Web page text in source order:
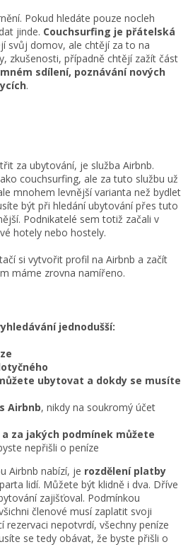
Pokud hledáte pouze nocleh
jinde. Couchsurfing je přátelská
svůj domov, ale chtějí za to na
zkušenosti, případně chtějí zažít část
sdílení, poznávání nových
.
za ubytování, je služba Airbnb.
couchsurfing, ale za tuto službu už
mnohem levnější varianta než bydlet
být při hledání ubytování přes tuto
Podnikatelé sem totiž začali v
hotely nebo hostely.
si vytvořit profil na Airbnb a začít
máme zrovna namířeno.
jednodušší:
ubytovat a dokdy se musíte
Airbnb, nikdy na soukromý účet
za jakých podmínek můžete
nepřišli o peníze
Airbnb nabízí, je rozdělení platby
lidí. Můžete být klidně i dva. Dříve
zajišťoval. Podmínkou
členové musí zaplatit svoji
rezervaci nepotvrdí, všechny peníze
se tedy obávat, že byste přišli o